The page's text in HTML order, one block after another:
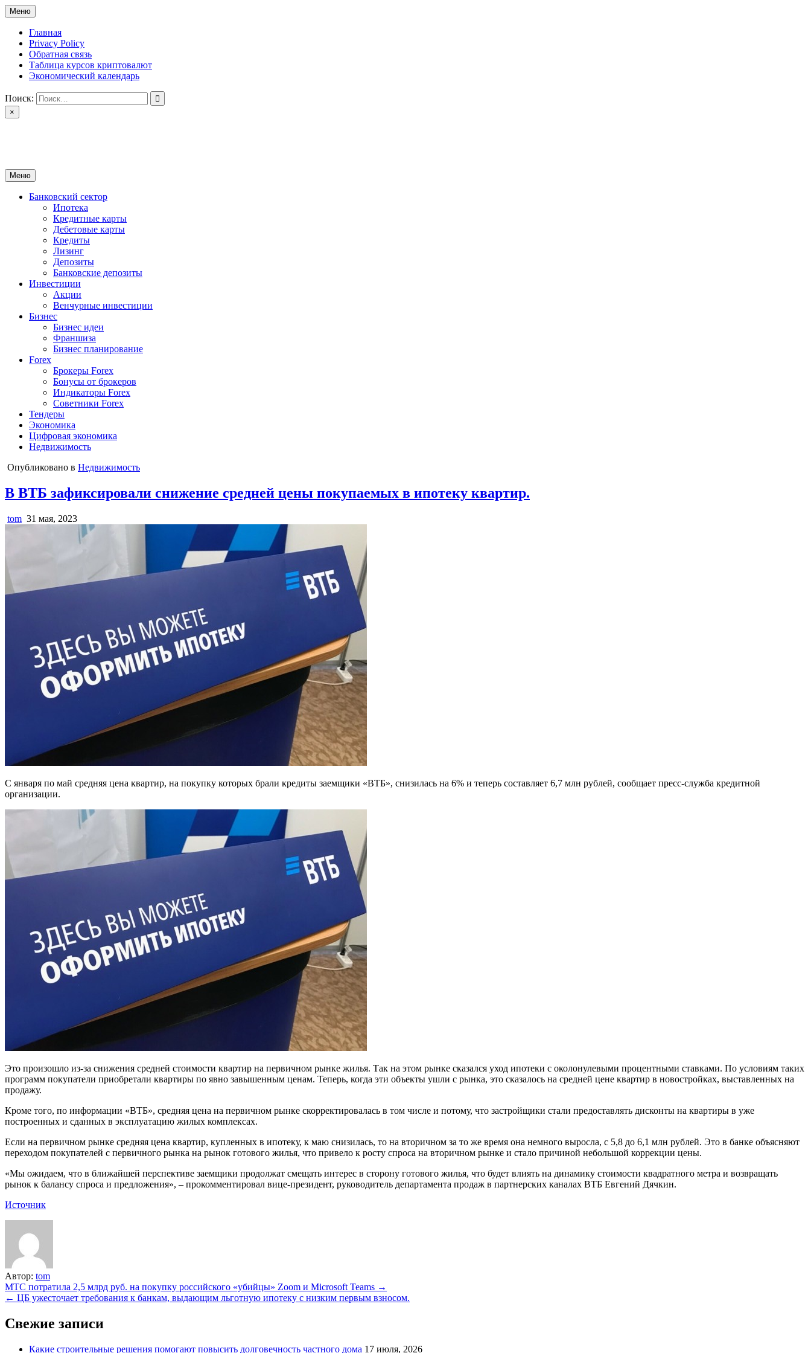
Перейти
к
содержимому
Меню
Главная
Privacy Policy
Обратная связь
Таблица курсов криптовалют
Экономический календарь
Поиск:
×
Меню
Банковский сектор
Ипотека
Кредитные карты
Дебетовые карты
Кредиты
Лизинг
Депозиты
Банковские депозиты
Инвестиции
Акции
Венчурные инвестиции
Бизнес
Бизнес идеи
Франшиза
Бизнес планирование
Forex
Брокеры Forex
Бонусы от брокеров
Индикаторы Forex
Советники Forex
Тендеры
Экономика
Цифровая экономика
Недвижимость
Опубликовано в Недвижимость
В ВТБ зафиксировали снижение средней цены покупаемых в ипотеку квартир.
tom 31 мая, 2023
С января по май средняя цена квартир, на покупку которых брали кредиты заемщики «ВТБ», снизилась на 6% и теперь составляет 6,7 млн рублей, сообщает пресс-служба кредитной
организации.
Это произошло из-за снижения средней стоимости квартир на первичном рынке жилья. Так на этом рынке сказался уход ипотеки с околонулевыми процентными ставками. По условиям таких
программ покупатели приобретали квартиры по явно завышенным ценам. Теперь, когда эти объекты ушли с рынка, это сказалось на средней цене квартир в новостройках, выставленных на
продажу.
Кроме того, по информации «ВТБ», средняя цена на первичном рынке скорректировалась в том числе и потому, что застройщики стали предоставлять дисконты на квартиры в уже
построенных и сданных в эксплуатацию жилых комплексах.
Если на первичном рынке средняя цена квартир, купленных в ипотеку, к маю снизилась, то на вторичном за то же время она немного выросла, с 5,8 до 6,1 млн рублей. Это в банке объясняют
переходом покупателей с первичного рынка на рынок готового жилья, что привело к росту спроса на вторичном рынке и стало причиной небольшой коррекции цены.
«Мы ожидаем, что в ближайшей перспективе заемщики продолжат смещать интерес в сторону готового жилья, что будет влиять на динамику стоимости квадратного метра и возвращать
рынок к балансу спроса и предложения», – прокомментировал вице-президент, руководитель департамента продаж в партнерских каналах ВТБ Евгений Дячкин.
Источник
Автор: tom
Навигация
по
записям
МТС потратила 2,5 млрд руб. на покупку российского «убийцы» Zoom и Microsoft Teams →
← ЦБ ужесточает требования к банкам, выдающим льготную ипотеку с низким первым взносом.
Свежие записи
Какие строительные решения помогают повысить долговечность частного дома 17 июля, 2026